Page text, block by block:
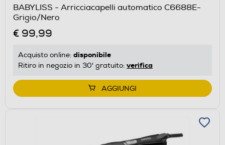
BABYLISS - Arricciacapelli automatico C6688E-
Grigio/Nero
€ 99,99
Acquisto online: disponibile
Ritiro in negozio in 30' gratuito: verifica
AGGIUNGI